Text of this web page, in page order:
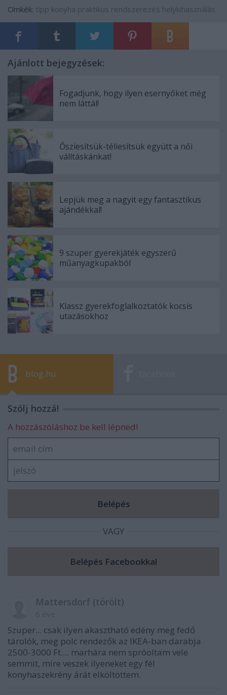
Címkék: tipp konyha praktikus rendszerezés helykihasználás
Ajánlott bejegyzések:
Fogadjunk, hogy ilyen esernyőket még
nem láttál!
Ősziesítsük-téliesítsük együtt a női
válltáskánkat!
Lepjük meg a nagyit egy fantasztikus
ajándékkal!
9 szuper gyerekjáték egyszerű
műanyagkupakból
Klassz gyerekfoglalkoztatók kocsis
utazásokhoz
blog.hu
Szólj hozzá!
A hozzászóláshoz be kell lépned!
VAGY
Mattersdorf (törölt)
Szuper... csak ilyen akasztható edény meg fedő
tárolók, meg polc rendezők az IKEA-ban darabja
2500-3000 Ft.... marhára nem spróoltam vele
semmit, mire veszek ilyeneket egy fél
konyhaszekrény árát elköltöttem.